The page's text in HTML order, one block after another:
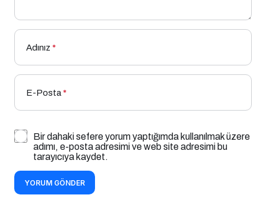
Adınız *
E-Posta*
Bir dahaki sefere yorum yaptığımda kullanılmak üzere
adımı, e-posta adresimi ve web site adresimi bu
tarayıcıya kaydet.
YORUM GÖNDER